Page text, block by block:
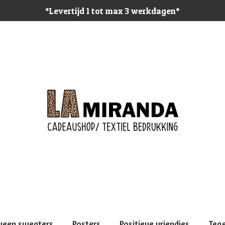
*Levertijd 1 tot max 3 werkdagen*